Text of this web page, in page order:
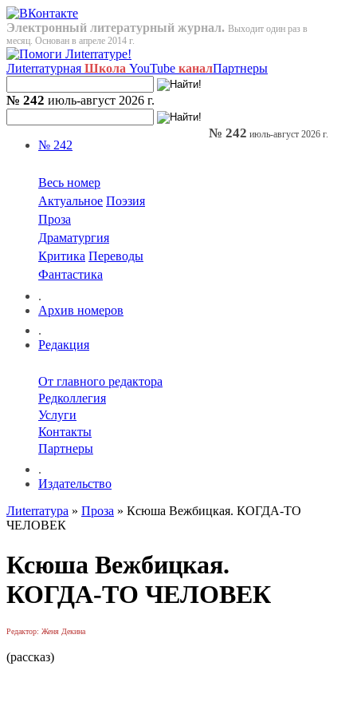
Электронный литературный журнал. Выходит один раз в
месяц. Основан в апреле 2014 г.
Лиterraтурная Школа YouTube каналПартнеры
№ 242 июль-август 2026 г.
№ 242
Весь номер
Актуальное Поэзия
Проза
Драматургия
Критика Переводы
Фантастика
.
Архив номеров
.
Редакция
От главного редактора
Редколлегия
Услуги
Контакты
Партнеры
.
Издательство
№ 242 июль-август 2026 г.
Лиterraтура » Проза » Ксюша Вежбицкая. КОГДА-ТО
ЧЕЛОВЕК
Ксюша Вежбицкая.
КОГДА-ТО ЧЕЛОВЕК
Редактор: Женя Декина
(рассказ)